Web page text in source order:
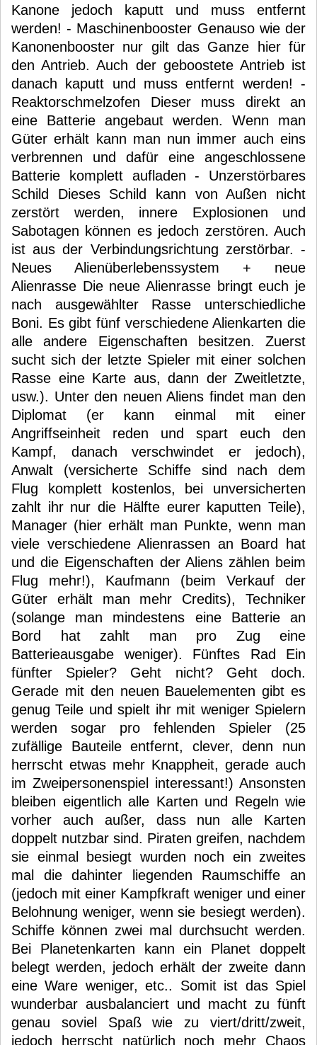
Kanone jedoch kaputt und muss entfernt
werden! - Maschinenbooster Genauso wie der
Kanonenbooster nur gilt das Ganze hier für
den Antrieb. Auch der geboostete Antrieb ist
danach kaputt und muss entfernt werden! -
Reaktorschmelzofen Dieser muss direkt an
eine Batterie angebaut werden. Wenn man
Güter erhält kann man nun immer auch eins
verbrennen und dafür eine angeschlossene
Batterie komplett aufladen - Unzerstörbares
Schild Dieses Schild kann von Außen nicht
zerstört werden, innere Explosionen und
Sabotagen können es jedoch zerstören. Auch
ist aus der Verbindungsrichtung zerstörbar. -
Neues Alienüberlebenssystem + neue
Alienrasse Die neue Alienrasse bringt euch je
nach ausgewählter Rasse unterschiedliche
Boni. Es gibt fünf verschiedene Alienkarten die
alle andere Eigenschaften besitzen. Zuerst
sucht sich der letzte Spieler mit einer solchen
Rasse eine Karte aus, dann der Zweitletzte,
usw.). Unter den neuen Aliens findet man den
Diplomat (er kann einmal mit einer
Angriffseinheit reden und spart euch den
Kampf, danach verschwindet er jedoch),
Anwalt (versicherte Schiffe sind nach dem
Flug komplett kostenlos, bei unversicherten
zahlt ihr nur die Hälfte eurer kaputten Teile),
Manager (hier erhält man Punkte, wenn man
viele verschiedene Alienrassen an Board hat
und die Eigenschaften der Aliens zählen beim
Flug mehr!), Kaufmann (beim Verkauf der
Güter erhält man mehr Credits), Techniker
(solange man mindestens eine Batterie an
Bord hat zahlt man pro Zug eine
Batterieausgabe weniger). Fünftes Rad Ein
fünfter Spieler? Geht nicht? Geht doch.
Gerade mit den neuen Bauelementen gibt es
genug Teile und spielt ihr mit weniger Spielern
werden sogar pro fehlenden Spieler (25
zufällige Bauteile entfernt, clever, denn nun
herrscht etwas mehr Knappheit, gerade auch
im Zweipersonenspiel interessant!) Ansonsten
bleiben eigentlich alle Karten und Regeln wie
vorher auch außer, dass nun alle Karten
doppelt nutzbar sind. Piraten greifen, nachdem
sie einmal besiegt wurden noch ein zweites
mal die dahinter liegenden Raumschiffe an
(jedoch mit einer Kampfkraft weniger und einer
Belohnung weniger, wenn sie besiegt werden).
Schiffe können zwei mal durchsucht werden.
Bei Planetenkarten kann ein Planet doppelt
belegt werden, jedoch erhält der zweite dann
eine Ware weniger, etc.. Somit ist das Spiel
wunderbar ausbalanciert und macht zu fünft
genau soviel Spaß wie zu viert/dritt/zweit,
jedoch herrscht natürlich noch mehr Chaos